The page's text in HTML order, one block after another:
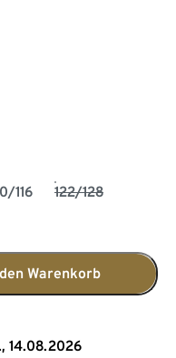
116 122/128
Warenkorb
14.08.2026